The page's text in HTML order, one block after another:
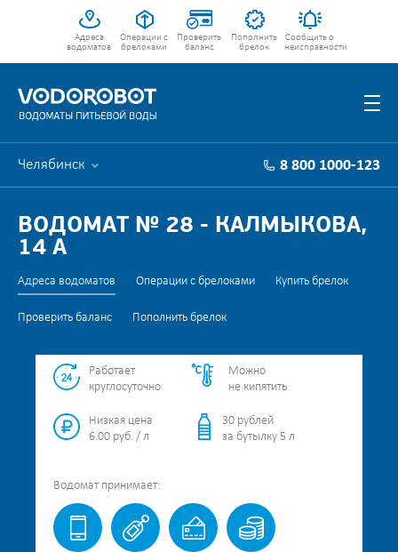
Адреса
водоматов
Операции с
брелоками
Проверить
баланс
Пополнить
брелок
Сообщить о
неисправности
Челябинск 8 800 1000-123
ВОДОМАТ № 28 - КАЛМЫКОВА,
14 А
Адреса водоматов Операции с брелоками Купить брелок
Проверить баланс Пополнить брелок
Работает
круглосуточно
Можно
не кипятить
Низкая цена
6.00 руб. / л
30 рублей
за бутылку 5 л
Водомат принимает: